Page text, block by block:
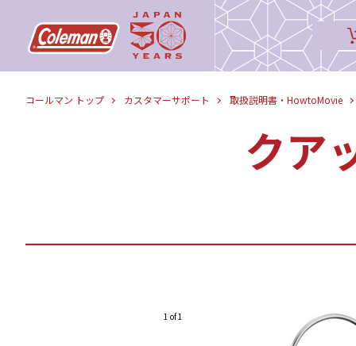
コールマン トップ カスタマーサポート 取扱説明書・HowtoMovie
クア
1 of 1